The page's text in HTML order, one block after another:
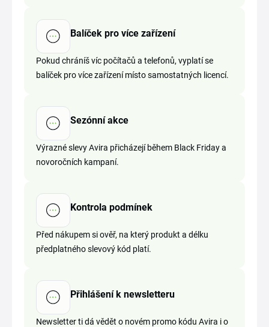
Balíček pro více zařízení
Pokud chráníš víc počítačů a telefonů, vyplatí se
balíček pro více zařízení místo samostatných licencí.
Sezónní akce
Výrazné slevy Avira přicházejí během Black Friday a
novoročních kampaní.
Kontrola podmínek
Před nákupem si ověř, na který produkt a délku
předplatného slevový kód platí.
Přihlášení k newsletteru
Newsletter ti dá vědět o novém promo kódu Avira i o